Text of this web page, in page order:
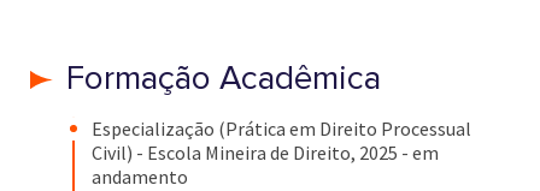
Formação Acadêmica
Especialização (Prática em Direito Processual
Civil) - Escola Mineira de Direito, 2025 - em
andamento